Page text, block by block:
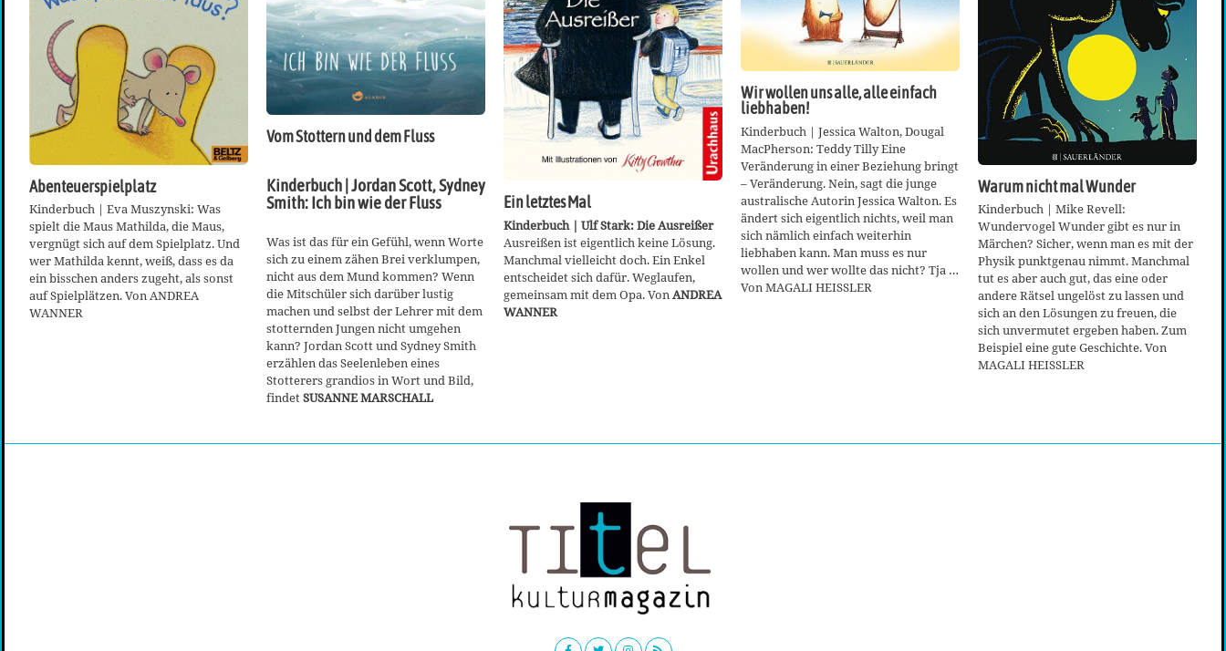
Abenteuerspielplatz
Kinderbuch | Eva Muszynski: Was
spielt die Maus Mathilda, die Maus,
vergnügt sich auf dem Spielplatz. Und
wer Mathilda kennt, weiß, dass es da
ein bisschen anders zugeht, als sonst
auf Spielplätzen. Von ANDREA
WANNER
Vom Stottern und dem Fluss
Kinderbuch | Jordan Scott, Sydney
Smith: Ich bin wie der Fluss
Was ist das für ein Gefühl, wenn Worte
sich zu einem zähen Brei verklumpen,
nicht aus dem Mund kommen? Wenn
die Mitschüler sich darüber lustig
machen und selbst der Lehrer mit dem
stotternden Jungen nicht umgehen
kann? Jordan Scott und Sydney Smith
erzählen das Seelenleben eines
Stotterers grandios in Wort und Bild,
findetSUSANNE MARSCHALL
Ein letztes Mal
Kinderbuch | Ulf Stark: Die Ausreißer
Ausreißen ist eigentlich keine Lösung.
Manchmal vielleicht doch. Ein Enkel
entscheidet sich dafür. Weglaufen,
gemeinsam mit dem Opa. Von ANDREA
WANNER
Wir wollen uns alle, alle einfach
liebhaben!
Kinderbuch | Jessica Walton, Dougal
MacPherson: Teddy Tilly Eine
Veränderung in einer Beziehung bringt
– Veränderung. Nein, sagt die junge
australische Autorin Jessica Walton. Es
ändert sich eigentlich nichts, weil man
sich nämlich einfach weiterhin
liebhaben kann. Man muss es nur
wollen und wer wollte das nicht? Tja …
Von MAGALI HEISSLER
Warum nicht mal Wunder
Kinderbuch | Mike Revell:
Wundervogel Wunder gibt es nur in
Märchen? Sicher, wenn man es mit der
Physik punktgenau nimmt. Manchmal
tut es aber auch gut, das eine oder
andere Rätsel ungelöst zu lassen und
sich an den Lösungen zu freuen, die
sich unvermutet ergeben haben. Zum
Beispiel eine gute Geschichte. Von
MAGALI HEISSLER